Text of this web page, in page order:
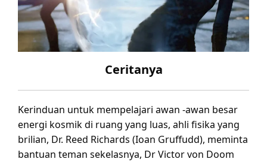
Ceritanya
Kerinduan untuk mempelajari awan -awan besar
energi kosmik di ruang yang luas, ahli fisika yang
brilian, Dr. Reed Richards (Ioan Gruffudd), meminta
bantuan teman sekelasnya, Dr Victor von Doom